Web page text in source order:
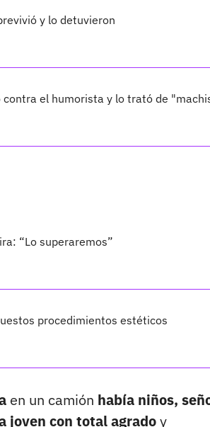
y lo detuvieron
contra el humorista y lo trató de
“Lo superaremos”
procedimientos estéticos
en un camión había niños,
joven con total agradoy